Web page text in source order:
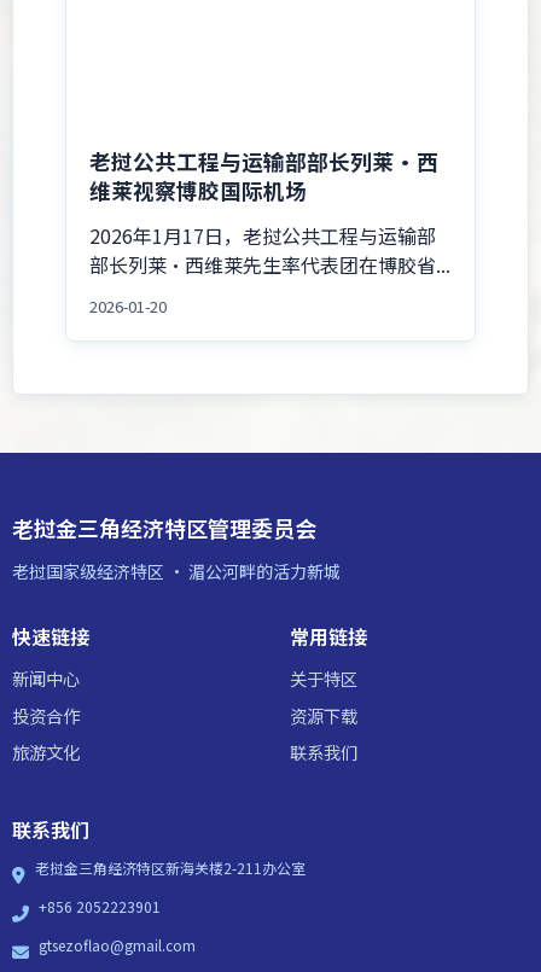
老挝公共工程与运输部部长列莱·西
维莱视察博胶国际机场
2026年1月17日，老挝公共工程与运输部
部长列莱·西维莱先生率代表团在博胶省...
2026-01-20
老挝金三角经济特区管理委员会
老挝国家级经济特区 · 湄公河畔的活力新城
快速链接
新闻中心
投资合作
旅游文化
常用链接
关于特区
资源下载
联系我们
联系我们
老挝金三角经济特区新海关楼2-211办公室
+856 2052223901
gtsezoflao@gmail.com